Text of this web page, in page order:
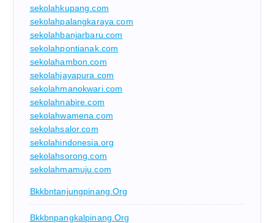
sekolahkupang.com
sekolahpalangkaraya.com
sekolahbanjarbaru.com
sekolahpontianak.com
sekolahambon.com
sekolahjayapura.com
sekolahmanokwari.com
sekolahnabire.com
sekolahwamena.com
sekolahsalor.com
sekolahindonesia.org
sekolahsorong.com
sekolahmamuju.com
Bkkbntanjungpinang.org
Bkkbnpangkalpinang.org